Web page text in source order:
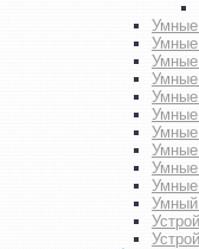
Умные
Умные
Умные